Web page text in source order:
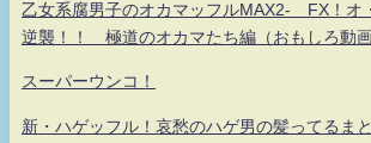
乙女系腐男子のオカマッフルMAX2- FX！オ
逆襲！！ 極道のオカマたち編（おもしろ動画
スーパーウンコ！
新・ハゲッフル！哀愁のハゲ男の髪ってるま